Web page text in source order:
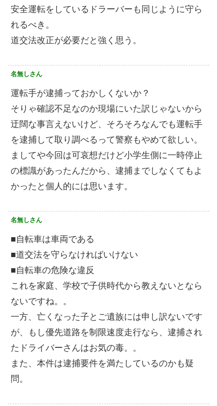
安全運転をしているドラーバーも同じように守ら
れるべき。
道交法改正が必要だと強く思う。
名無しさん
運転手が逮捕っておかしくないか？
そりゃ確認不足なのか現場にいた訳じゃないから
迂闊な事言えないけど、そろそろなんでも運転手
を逮捕して取り調べるって警察もやめて欲しい。
ましてや今回は可哀想だけど小学生側に一時停止
の標識があったんだから、逮捕までしなくてもよ
かったと個人的には思います。
名無しさん
■自転車は車両である
■道交法を守らなければいけない
■自転車の危険な違反
これを家庭、学校で子供時代から教えないとなら
ないですね。。
一方、亡くなった子とご遺族には申し訳ないです
が、もし優先道路を制限速度走行なら、逮捕され
たドライバーさんはお気の毒。。
また、本件は逮捕要件を満たしているのかも疑
問。